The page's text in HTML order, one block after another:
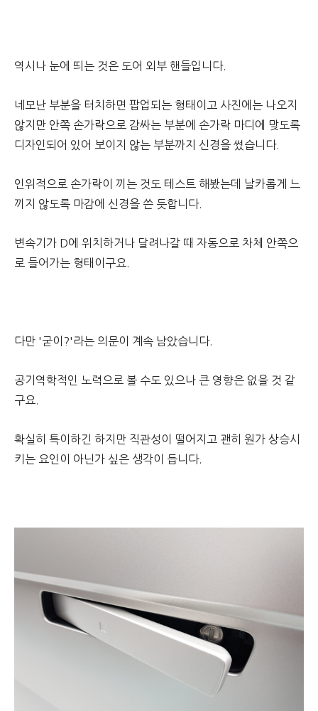
역시나 눈에 띄는 것은 도어 외부 핸들입니다.
네모난 부분을 터치하면 팝업되는 형태이고 사진에는 나오지
않지만 안쪽 손가락으로 감싸는 부분에 손가락 마디에 맞도록
디자인되어 있어 보이지 않는 부분까지 신경을 썼습니다.
인위적으로 손가락이 끼는 것도 테스트 해봤는데 날카롭게 느
끼지 않도록 마감에 신경을 쓴 듯합니다.
변속기가 D에 위치하거나 달려나갈 때 자동으로 차체 안쪽으
로 들어가는 형태이구요.
다만 '굳이?'라는 의문이 계속 남았습니다.
공기역학적인 노력으로 볼 수도 있으나 큰 영향은 없을 것 같
구요.
확실히 특이하긴 하지만 직관성이 떨어지고 괜히 원가 상승시
키는 요인이 아닌가 싶은 생각이 듭니다.